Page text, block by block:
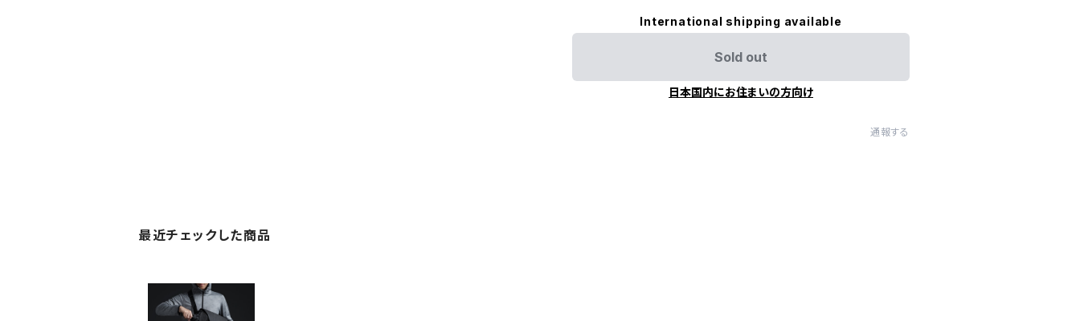
International shipping available
Sold out
日本国内にお住まいの方向け
通報する
最近チェックした商品